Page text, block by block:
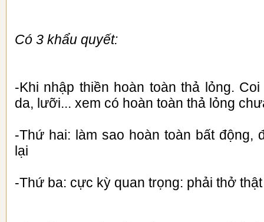
Có 3 khẩu quyết:
-Khi nhập thiền hoàn toàn thả lỏng.
da, lưỡi... xem có hoàn toàn thả lỏng
-Thứ hai: làm sao hoàn toàn bất động,
lại
-Thứ ba: cực kỳ quan trọng: phải thở